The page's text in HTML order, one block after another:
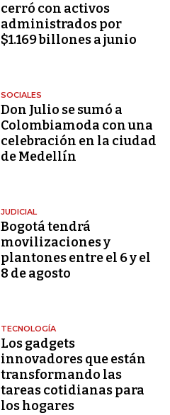
cerró con activos
administrados por
$1.169 billones a junio
SOCIALES
Don Julio se sumó a
Colombiamoda con una
celebración en la ciudad
de Medellín
JUDICIAL
Bogotá tendrá
movilizaciones y
plantones entre el 6 y el
8 de agosto
TECNOLOGÍA
Los gadgets
innovadores que están
transformando las
tareas cotidianas para
los hogares